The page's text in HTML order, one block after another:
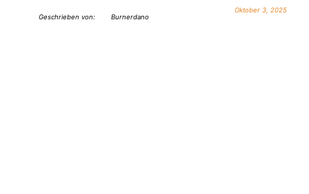
Geschrieben von: Burnerdano
Oktober 3, 2025